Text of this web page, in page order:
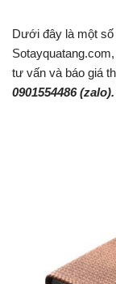
Dưới đây là một
tư vấn và báo giá
0901554486 (zalo).